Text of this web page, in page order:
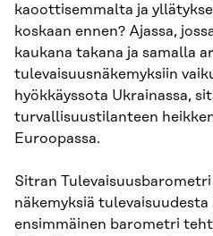
kaoottisemmalta ja
koskaan ennen? Ajassa,
kaukana takana ja samalla
tulevaisuusnäkemyksiin
hyökkäyssota Ukrainassa,
turvallisuustilanteen
Euroopassa.
Sitran
näkemyksiä
ensimmäinen barometri